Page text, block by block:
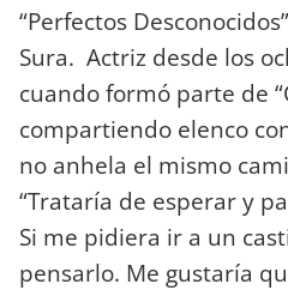
“Perfectos
Sura. Actriz desde los
cuando formó parte de
compartiendo elenco
no anhela el mismo
“Trataría de esperar y
Si me pidiera ir a un
pensarlo. Me gustaría